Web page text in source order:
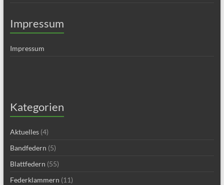
Impressum
Impressum
Kategorien
Aktuelles(4)
Bandfedern (5)
Blattfedern (55)
Federklammern (11)